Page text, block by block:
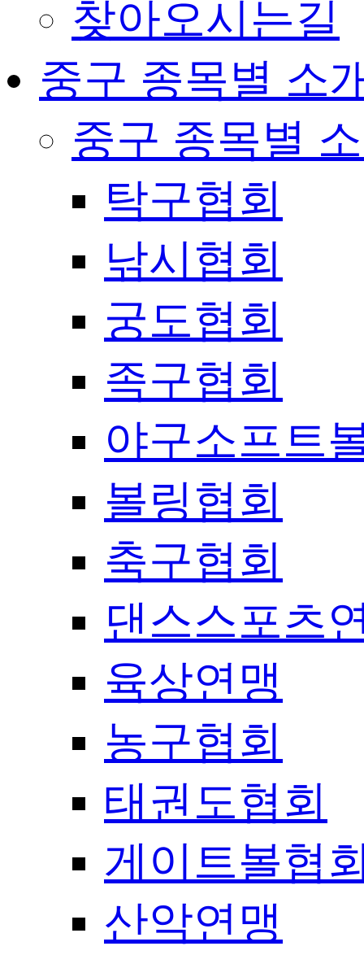
찾아오시는길
중구 종목별 소
중구 종목별
탁구협회
낚시협회
궁도협회
족구협회
야구소프트
볼링협회
축구협회
댄스스포츠
육상연맹
농구협회
태권도협회
게이트볼협
산악연맹